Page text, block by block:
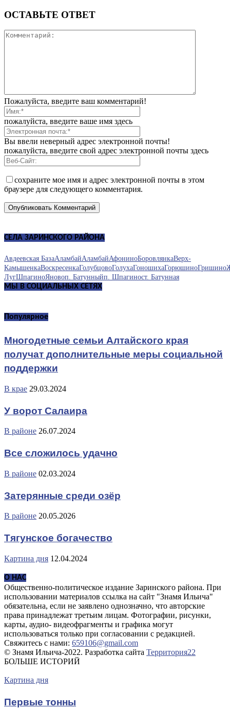
ОСТАВЬТЕ ОТВЕТ
Пожалуйста, введите ваш комментарий!
пожалуйста, введите ваше имя здесь
Вы ввели неверный адрес электронной почты!
пожалуйста, введите свой адрес электронной почты здесь
сохраните мое имя и адрес электронной почты в этом
браузере для следующего комментария.
СЕЛА ЗАРИНСКОГО РАЙОНА
Авдеевская БазаАламбайАламбайАфониноБоровлянкаВерх-
КамышенкаВоскресенкаГолубцовоГолухаГоношихаГорюшиноГришино
ЛугШпагиноЯновоп. Батунныйп. Шпагиност. Батунная
МЫ В СОЦИАЛЬНЫХ СЕТЯХ
Популярное
Многодетные семьи Алтайского края
получат дополнительные меры социальной
поддержки
В крае 29.03.2024
У ворот Салаира
В районе 26.07.2024
Все сложилось удачно
В районе 02.03.2024
Затерянные среди озёр
В районе 20.05.2026
Тягунское богачество
Картина дня 12.04.2024
О НАС
Общественно-политическое издание Заринского района. При
использовании материалов ссылка на сайт "Знамя Ильича"
обязательна, если не заявлено однозначно, что авторские
права принадлежат третьим лицам. Фотографии, рисунки,
карты, аудио- видеофрагменты и графика могут
использоваться только при согласовании с редакцией.
Свяжитесь с нами: 659106@gmail.com
© Знамя Ильича-2022. Разработка сайта Территория22
БОЛЬШЕ ИСТОРИЙ
Картина дня
Первые тонны